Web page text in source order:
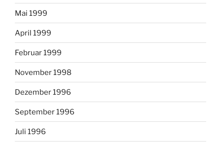
Mai 1999
April 1999
Februar 1999
November 1998
Dezember 1996
September 1996
Juli 1996